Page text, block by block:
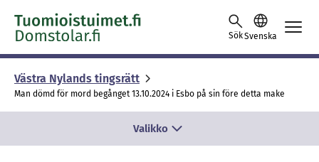
Skip to content -saavutettavuusohje
SökSvenska
Västra Nylands tingsrätt
Man dömd för mord begånget 13.10.2024 i Esbo på sin före detta make
Valikko